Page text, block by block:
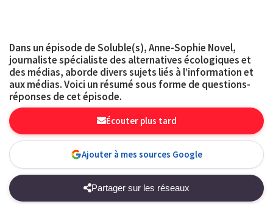
Dans un épisode de Soluble(s), Anne-Sophie Novel,
journaliste spécialiste des alternatives écologiques et
des médias, aborde divers sujets liés à l’information et
aux médias. Voici un résumé sous forme de questions-
réponses de cet épisode.
Écouter plus tard
Ajouter à mes sources Google
Partager sur les réseaux